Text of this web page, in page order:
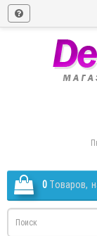
0 Tоваров,